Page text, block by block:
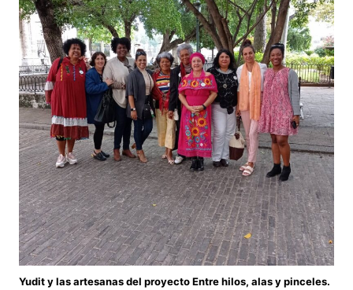
Yudit y las artesanas del proyecto Entre hilos, alas y pinceles.